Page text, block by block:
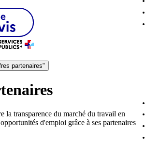
partenaires"
la transparence du marché du travail en
d'emploi grâce à ses partenaires